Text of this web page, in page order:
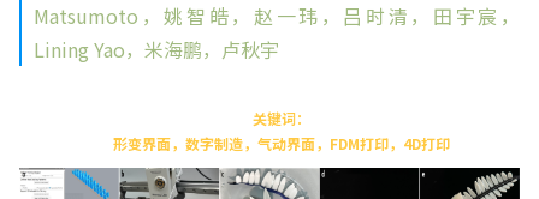
Matsumoto，姚智皓，赵一玮，吕时清，田宇宸，
Lining Yao，米海鹏，卢秋宇
关键词：
形变界面，数字制造，气动界面，FDM打印，4D打印